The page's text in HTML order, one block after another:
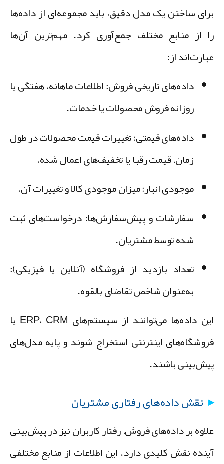
ساختن یک مدل دقیق، باید مجموعه‌ای از داده‌ها
از منابع مختلف جمع‌آوری کرد. مهم‌ترین آن‌ها
از:
داده‌های تاریخی فروش:اطلاعات ماهانه، هفتگی یا
روزانه فروش محصولات یا خدمات.
داده‌های قیمتی:تغییرات قیمت محصولات در طول
زمان، قیمت رقبا یا تخفیف‌های اعمال شده.
موجودی انبار:میزان موجودی کالا و تغییرات آن.
سفارشات و پیش‌سفارش‌ها:درخواست‌های ثبت
شده توسط مشتریان.
تعداد بازدید از فروشگاه (آنلاین یا فیزیکی):
به‌عنوان شاخص تقاضای بالقوه.
این داده‌ها می‌توانند از سیستم‌های ERP، CRM یا
اینترنتی استخراج شوند و پایه مدل‌های
باشند.
نقش داده‌های رفتاری مشتریان
بر داده‌های فروش، رفتار کاربران نیز در پیش‌بینی
نقش کلیدی دارد. این اطلاعات از منابع مختلفی